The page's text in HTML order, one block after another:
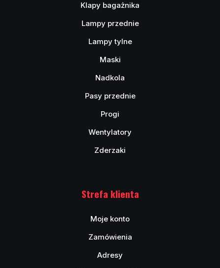
Klapy bagażnika
Lampy przednie
Lampy tylne
Maski
Nadkola
Pasy przednie
Progi
Wentylatory
Zderzaki
Strefa klienta
Moje konto
Zamówienia
Adresy